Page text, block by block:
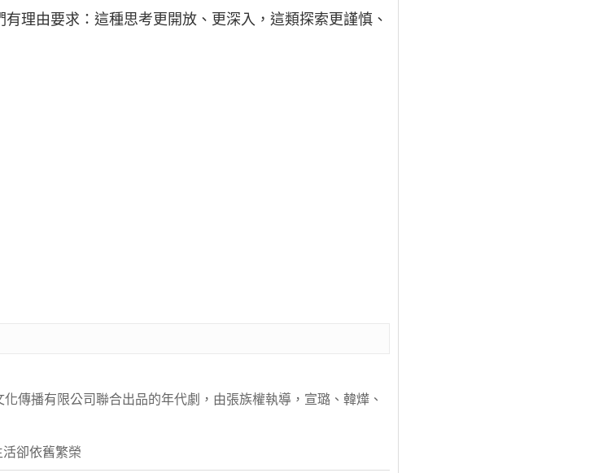
理由要求：這種思考更開放、更深入，這類探索更謹慎、
傳播有限公司聯合出品的年代劇，由張族權執導，宣璐、韓燁、
卻依舊繁榮